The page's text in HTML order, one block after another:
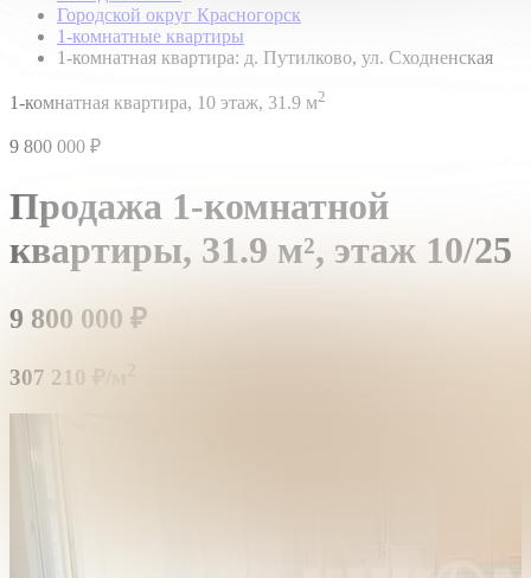
Городской округ Красногорск
1-комнатные квартиры
1-комнатная квартира: д. Путилково, ул. Сходненская
1-комнатная квартира, 10 этаж, 31.9 м2
9 800 000 ₽
Продажа 1-комнатной
квартиры, 31.9 м², этаж 10/25
9 800 000 ₽
307 210 ₽/м